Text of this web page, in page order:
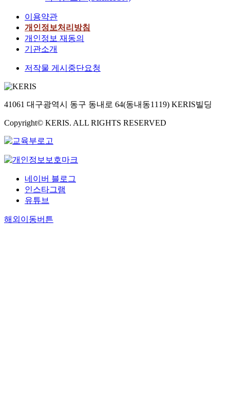
이용약관
개인정보처리방침
개인정보 재동의
기관소개
저작물 게시중단요청
41061 대구광역시 동구 동내로 64(동내동1119) KERIS빌딩
Copyright© KERIS. ALL RIGHTS RESERVED
네이버 블로그
인스타그램
유튜브
해외이동버튼